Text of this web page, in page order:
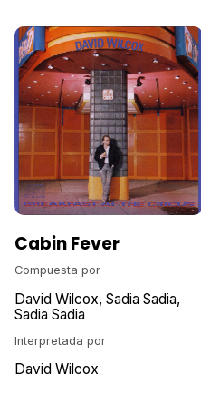
Cabin Fever
Compuesta por
David Wilcox Sadia Sadia
Sadia Sadia
Interpretada por
David Wilcox